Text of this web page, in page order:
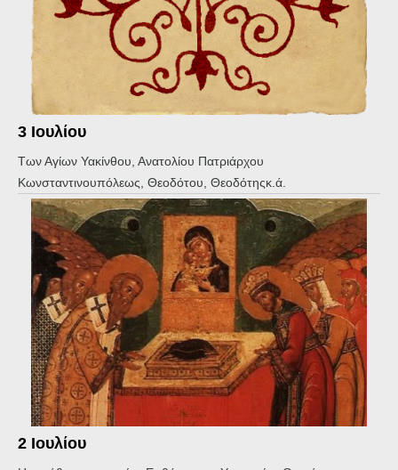
3 Ιουλίου
Των Αγίων Υακίνθου, Ανατολίου Πατριάρχου
Κωνσταντινουπόλεως, Θεοδότου, Θεοδότηςκ.ά.
2 Ιουλίου